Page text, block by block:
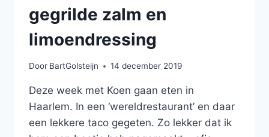
gegrilde zalm en
limoendressing
Door BartGolsteijn 14 december 2019
Deze week met Koen gaan eten in
Haarlem. In een ‘wereldrestaurant’ en daar
een lekkere taco gegeten. Zo lekker dat ik